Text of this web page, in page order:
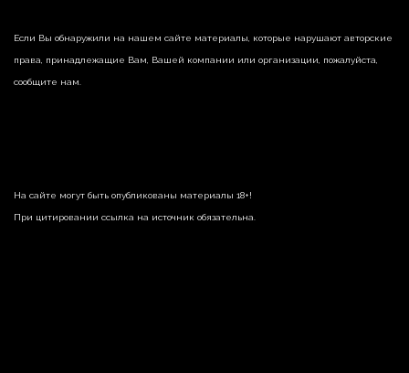
Если Вы обнаружили на нашем сайте материалы, которые нарушают авторские
права, принадлежащие Вам, Вашей компании или организации, пожалуйста,
сообщите нам.
На сайте могут быть опубликованы материалы 18+!
При цитировании ссылка на источник обязательна.